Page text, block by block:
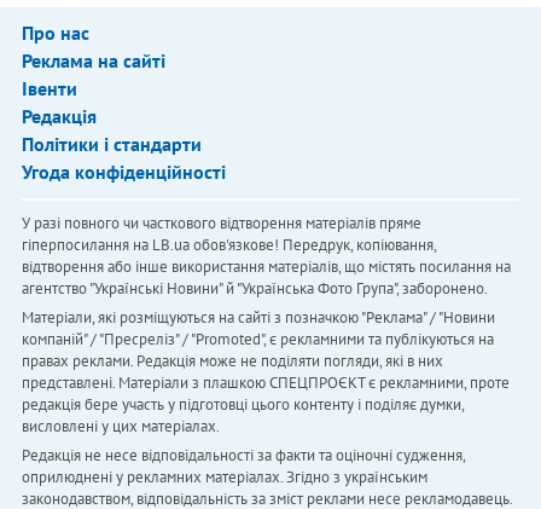
Про нас
Реклама на сайті
Івенти
Редакція
Політики і стандарти
Угода конфіденційності
У разі повного чи часткового відтворення матеріалів пряме
гіперпосилання на LB.ua обов'язкове! Передрук, копіювання,
відтворення або інше використання матеріалів, що містять посилання на
агентство "Українськi Новини" й "Українська Фото Група", заборонено.
Матеріали, які розміщуються на сайті з позначкою "Реклама" / "Новини
компаній" / "Пресреліз" / "Promoted", є рекламними та публікуються на
правах реклами. Редакція може не поділяти погляди, які в них
представлені. Матеріали з плашкою СПЕЦПРОЄКТ є рекламними, проте
редакція бере участь у підготовці цього контенту і поділяє думки,
висловлені у цих матеріалах.
Редакція не несе відповідальності за факти та оціночні судження,
оприлюднені у рекламних матеріалах. Згідно з українським
законодавством, відповідальність за зміст реклами несе рекламодавець.